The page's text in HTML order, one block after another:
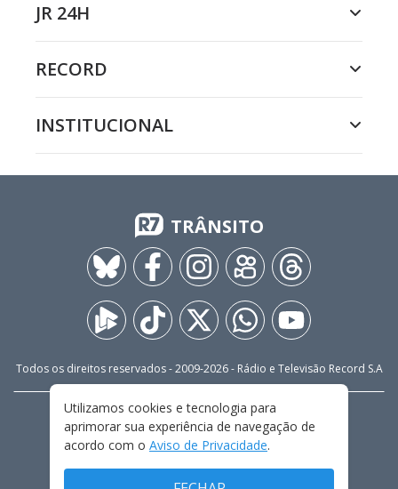
JR 24H
RECORD
INSTITUCIONAL
TRÂNSITO
Todos os direitos reservados - 2009-2026- Rádio e Televisão Record S.A
FALE CONOSCO
PRIVACIDADE
TERMOS E CONDIÇÕES DE USO
Utilizamos cookies e tecnologia para
aprimorar sua experiência de navegação de
acordo com o Aviso de Privacidade.